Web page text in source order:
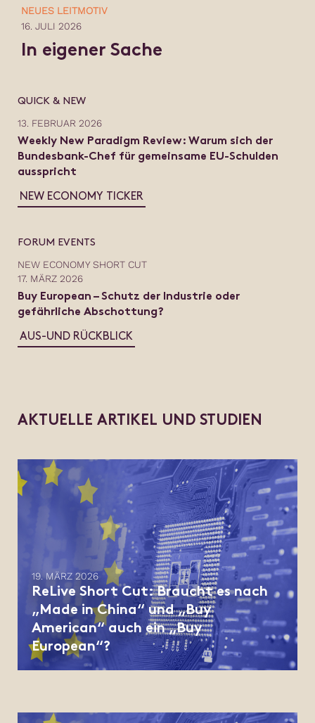
NEUES LEITMOTIV
16. JULI 2026
In eigener Sache
QUICK & NEW
13. FEBRUAR 2026
Weekly New Paradigm Review: Warum sich der
Bundesbank-Chef für gemeinsame EU-Schulden
ausspricht
NEW ECONOMY TICKER
FORUM EVENTS
NEW ECONOMY SHORT CUT
17. MÄRZ 2026
Buy European – Schutz der Industrie oder
gefährliche Abschottung?
AUS-UND RÜCKBLICK
AK U E L L E ART KE L U N D ST U D E N
19. MÄRZ 2026
ReLive Short Cut: Braucht es nach
„Made in China“ und „Buy
American“ auch ein „Buy
European“?